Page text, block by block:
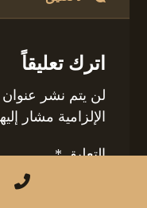
اترك تعليقاً
لن يتم نشر عنوان
الإلزامية مشار
التعليق*